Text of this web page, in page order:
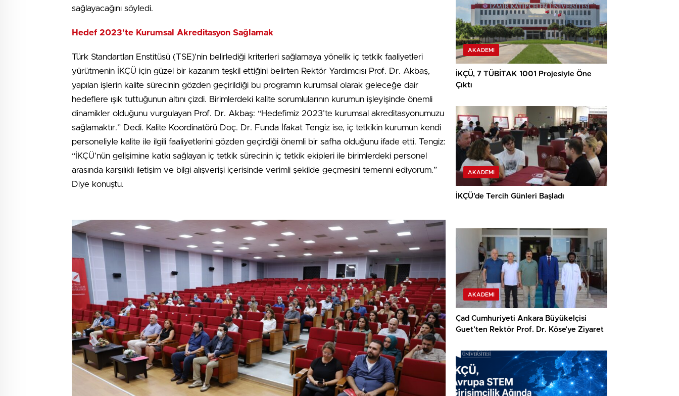
sağlayacağını söyledi.
Hedef 2023’te Kurumsal Akreditasyon Sağlamak
Türk Standartları Enstitüsü (TSE)’nin belirlediği kriterleri sağlamaya yönelik iç tetkik faaliyetleri
yürütmenin İKÇÜ için güzel bir kazanım teşkil ettiğini belirten Rektör Yardımcısı Prof. Dr. Akbaş,
yapılan işlerin kalite sürecinin gözden geçirildiği bu programın kurumsal olarak geleceğe dair
hedeflere ışık tuttuğunun altını çizdi. Birimlerdeki kalite sorumlularının kurumun işleyişinde önemli
dinamikler olduğunu vurgulayan Prof. Dr. Akbaş: “Hedefimiz 2023’te kurumsal akreditasyonumuzu
sağlamaktır.” Dedi. Kalite Koordinatörü Doç. Dr. Funda İfakat Tengiz ise, iç tetkikin kurumun kendi
personeliyle kalite ile ilgili faaliyetlerini gözden geçirdiği önemli bir safha olduğunu ifade etti. Tengiz:
“İKÇÜ’nün gelişimine katkı sağlayan iç tetkik sürecinin iç tetkik ekipleri ile birimlerdeki personel
arasında karşılıklı iletişim ve bilgi alışverişi içerisinde verimli şekilde geçmesini temenni ediyorum.”
Diye konuştu.
AKADEMI
İKÇÜ, 7 TÜBİTAK 1001 Projesiyle Öne
Çıktı
AKADEMI
İKÇÜ’de Tercih Günleri Başladı
AKADEMI
Çad Cumhuriyeti Ankara Büyükelçisi
Guet’ten Rektör Prof. Dr. Köse’ye Ziyaret